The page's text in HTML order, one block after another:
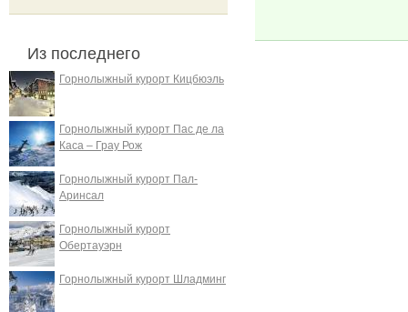
Из последнего
Горнолыжный курорт Кицбюэль
Горнолыжный курорт Пас де ла
Каса – Грау Рож
Горнолыжный курорт Пал-
Аринсал
Горнолыжный курорт
Обертауэрн
Горнолыжный курорт Шладминг